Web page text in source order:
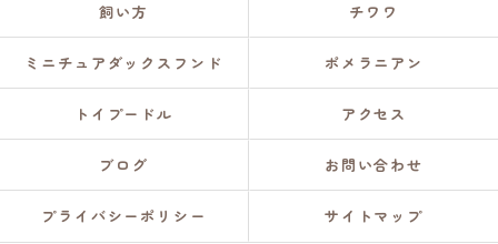
飼い方 チワワ
ミニチュアダックスフンド ポメラニアン
トイプードル アクセス
ブログ お問い合わせ
プライバシーポリシー サイトマップ